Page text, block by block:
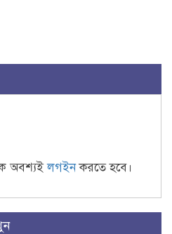
অবশ্যইলগইনকরতে হবে।